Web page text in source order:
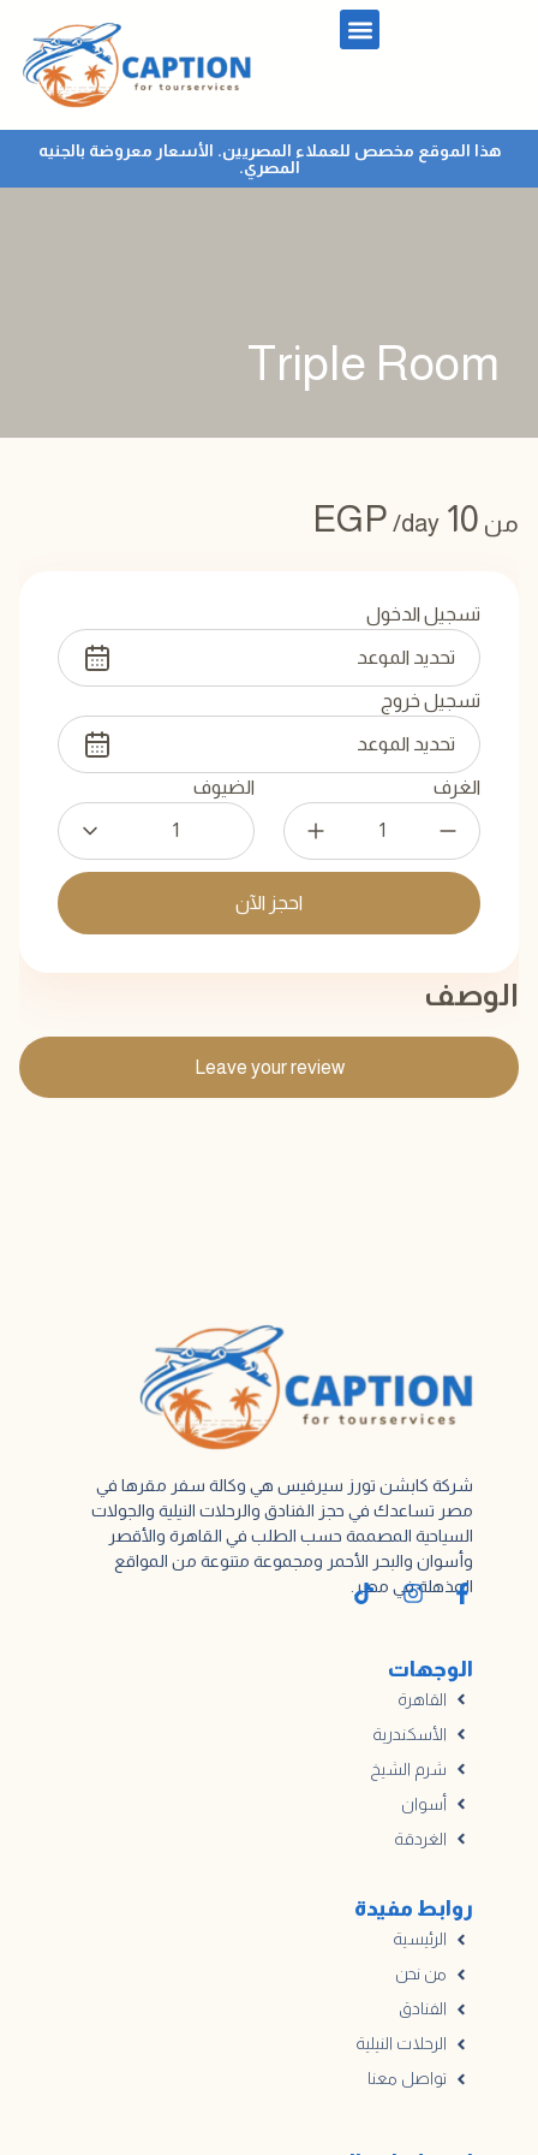
هذا الموقع مخصص للعملاء المصريين. الأسعار معروضة بالجنيه
المصري.
Triple Room
من 10
EGP /day
تسجيل الدخول
تسجيل خروج
الغرف الضيوف
1
احجز الآن
الوصف
Leave your review
شركة كابشن تورز سيرفيس هي وكالة سفر مقرها في
مصر تساعدك في حجز الفنادق والرحلات النيلية والجولات
السياحية المصممة حسب الطلب في القاهرة والأقصر
وأسوان والبحر الأحمر ومجموعة متنوعة من المواقع
المذهلة في مصر.
روابط مفيدة
الرئيسية
من نحن
الفنادق
الرحلات النيلية
تواصل معنا
الوجهات
القاهرة
الأسكندرية
شرم الشيخ
أسوان
الغردقة